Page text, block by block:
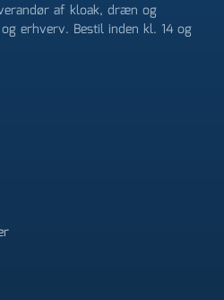
af kloak, dræn og
erhverv. Bestil inden kl. 14 og